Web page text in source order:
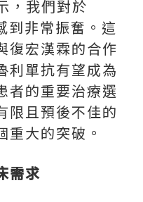
我們對於
到非常振奮。這
復宏漢霖的合作
利單抗有望成為
者的重要治療選
限且預後不佳的
重大的突破。
需求